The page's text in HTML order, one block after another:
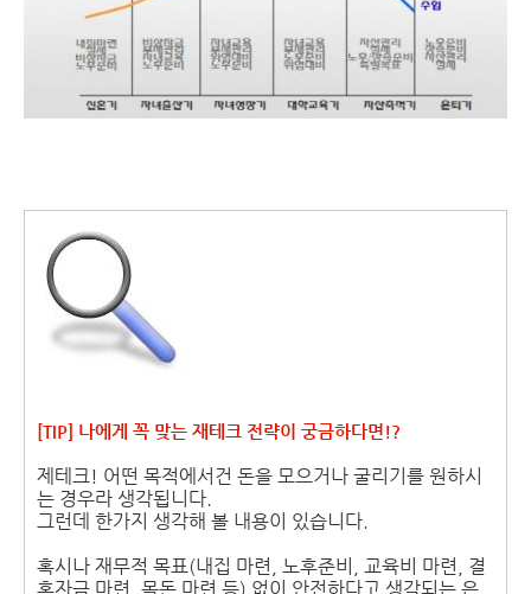
[TIP] 나에게 꼭 맞는 재테크 전략이 궁금하다면!?
제테크! 어떤 목적에서건 돈을 모으거나 굴리기를 원하시
는 경우라 생각됩니다.
그런데 한가지 생각해 볼 내용이 있습니다.
혹시나 재무적 목표(내집 마련, 노후준비, 교육비 마련, 결
혼자금 마련, 목돈 마련 등) 없이 안전하다고 생각되는 은